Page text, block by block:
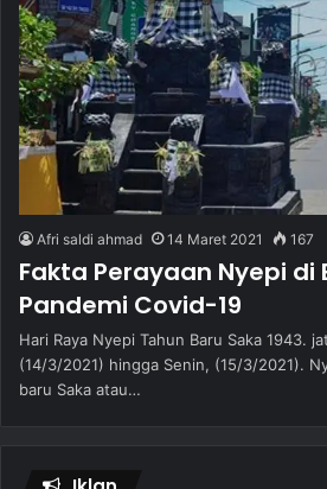
Afri saldi ahmad 14 Maret 2021 167
Fakta Perayaan Nyepi di
Pandemi Covid-19
Hari Raya Nyepi Tahun Baru Saka 1943.
(14/3/2021) hingga Senin, (15/3/2021).
baru Saka atau…